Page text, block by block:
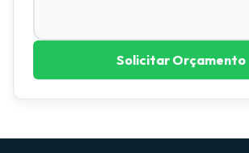
Solicitar Orçamento